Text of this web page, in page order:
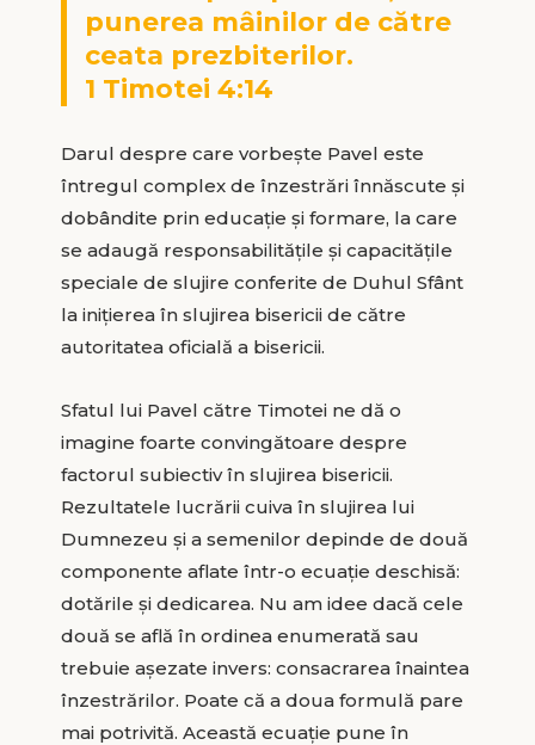
punerea mâinilor de către
ceata prezbiterilor.
1 Timotei 4:14
Darul despre care vorbește Pavel este
întregul complex de înzestrări înnăscute și
dobândite prin educație și formare, la care
se adaugă responsabilitățile și capacitățile
speciale de slujire conferite de Duhul Sfânt
la inițierea în slujirea bisericii de către
autoritatea oficială a bisericii.
Sfatul lui Pavel către Timotei ne dă o
imagine foarte convingătoare despre
factorul subiectiv în slujirea bisericii.
Rezultatele lucrării cuiva în slujirea lui
Dumnezeu și a semenilor depinde de două
componente aflate într-o ecuație deschisă:
dotările și dedicarea. Nu am idee dacă cele
două se află în ordinea enumerată sau
trebuie așezate invers: consacrarea înaintea
înzestrărilor. Poate că a doua formulă pare
mai potrivită. Această ecuație pune în